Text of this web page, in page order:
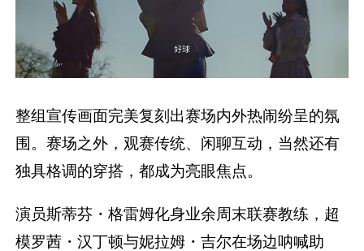
整组宣传画面完美复刻出赛场内外热闹纷呈的氛
围。赛场之外，观赛传统、闲聊互动，当然还有
独具格调的穿搭，都成为亮眼焦点。
演员斯蒂芬・格雷姆化身业余周末联赛教练，超
模罗茜・汉丁顿与妮拉姆・吉尔在场边呐喊助